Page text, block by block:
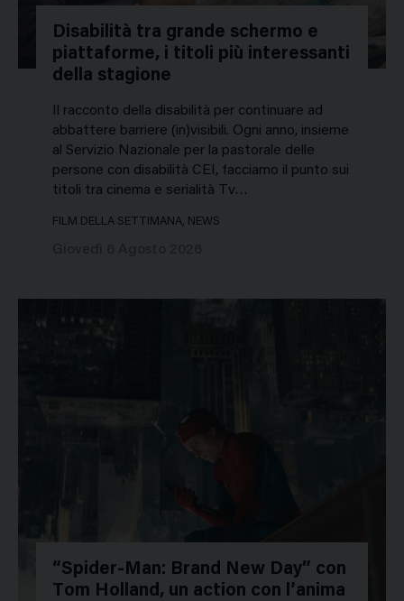
Disabilità tra grande schermo e
piattaforme, i titoli più interessanti
della stagione
Il racconto della disabilità per continuare ad
abbattere barriere (in)visibili. Ogni anno, insieme
al Servizio Nazionale per la pastorale delle
persone con disabilità CEI, facciamo il punto sui
titoli tra cinema e serialità Tv…
FILM DELLA SETTIMANA, NEWS
“Spider-Man: Brand New Day” con
Tom Holland, un action con l’anima